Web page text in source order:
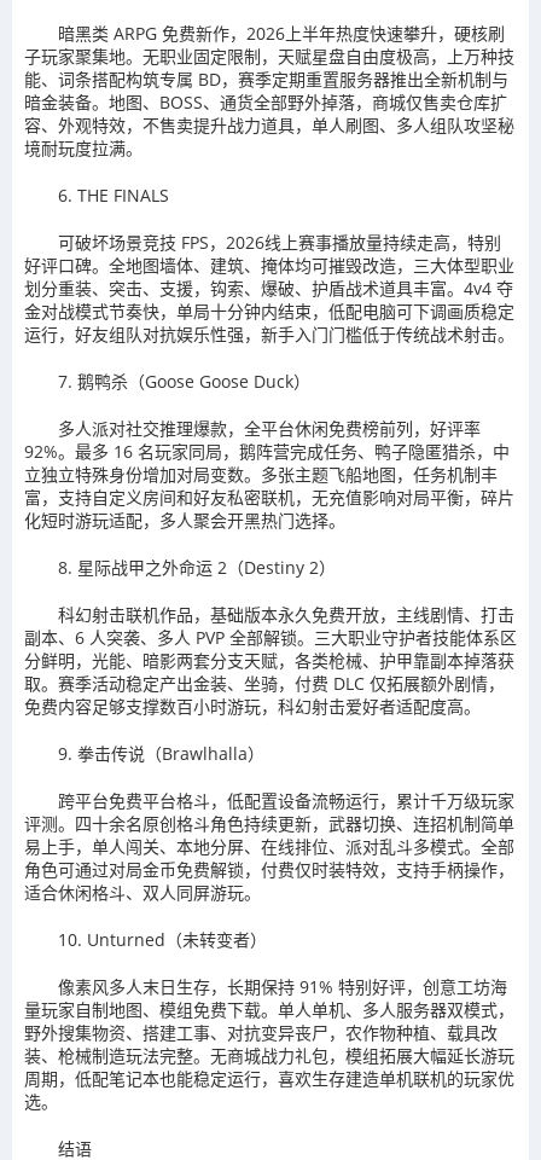
暗黑类 ARPG 免费新作，2026上半年热度快速攀升，硬核刷
子玩家聚集地。无职业固定限制，天赋星盘自由度极高，上万种技
能、词条搭配构筑专属 BD，赛季定期重置服务器推出全新机制与
暗金装备。地图、BOSS、通货全部野外掉落，商城仅售卖仓库扩
容、外观特效，不售卖提升战力道具，单人刷图、多人组队攻坚秘
境耐玩度拉满。
6. THE FINALS
可破坏场景竞技 FPS，2026线上赛事播放量持续走高，特别
好评口碑。全地图墙体、建筑、掩体均可摧毁改造，三大体型职业
划分重装、突击、支援，钩索、爆破、护盾战术道具丰富。4v4 夺
金对战模式节奏快，单局十分钟内结束，低配电脑可下调画质稳定
运行，好友组队对抗娱乐性强，新手入门门槛低于传统战术射击。
7. 鹅鸭杀（Goose Goose Duck）
多人派对社交推理爆款，全平台休闲免费榜前列，好评率
92%。最多 16 名玩家同局，鹅阵营完成任务、鸭子隐匿猎杀，中
立独立特殊身份增加对局变数。多张主题飞船地图，任务机制丰
富，支持自定义房间和好友私密联机，无充值影响对局平衡，碎片
化短时游玩适配，多人聚会开黑热门选择。
8. 星际战甲之外命运 2（Destiny 2）
科幻射击联机作品，基础版本永久免费开放，主线剧情、打击
副本、6 人突袭、多人 PVP 全部解锁。三大职业守护者技能体系区
分鲜明，光能、暗影两套分支天赋，各类枪械、护甲靠副本掉落获
取。赛季活动稳定产出金装、坐骑，付费 DLC 仅拓展额外剧情，
免费内容足够支撑数百小时游玩，科幻射击爱好者适配度高。
9. 拳击传说（Brawlhalla）
跨平台免费平台格斗，低配置设备流畅运行，累计千万级玩家
评测。四十余名原创格斗角色持续更新，武器切换、连招机制简单
易上手，单人闯关、本地分屏、在线排位、派对乱斗多模式。全部
角色可通过对局金币免费解锁，付费仅时装特效，支持手柄操作，
适合休闲格斗、双人同屏游玩。
10. Unturned（未转变者）
像素风多人末日生存，长期保持 91% 特别好评，创意工坊海
量玩家自制地图、模组免费下载。单人单机、多人服务器双模式，
野外搜集物资、搭建工事、对抗变异丧尸，农作物种植、载具改
装、枪械制造玩法完整。无商城战力礼包，模组拓展大幅延长游玩
周期，低配笔记本也能稳定运行，喜欢生存建造单机联机的玩家优
选。
结语